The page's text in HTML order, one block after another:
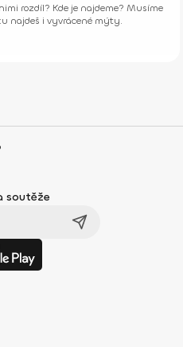
rozdíl? Kde je najdeme? Musíme
najdeš i vyvrácené mýty.
soutěže